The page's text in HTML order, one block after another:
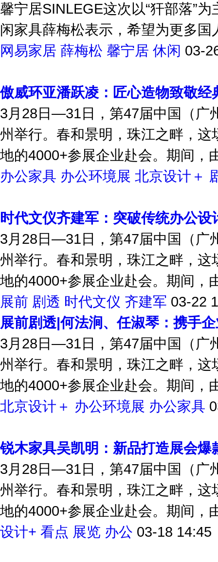
馨宁居SINLEGE这次以“犴部落”
闲家具薛梅松表示，希望为更多
网易家居 薛梅松 馨宁居 休闲 03-
傲威环亚潘跃凌：匠心造物致敬经
3月28日—31日，第47届中国（广
州举行。春和景明，珠江之畔，
地的4000+参展企业赴会。期间，
办公家具 办公环境展 北京设计＋
时代文仪齐建军：突破传统办公设
3月28日—31日，第47届中国（广
州举行。春和景明，珠江之畔，
地的4000+参展企业赴会。期间，
展前 剧透 时代文仪 齐建军 03-22
展前剧透|何法涧、任淑琴：携手
3月28日—31日，第47届中国（广
州举行。春和景明，珠江之畔，
地的4000+参展企业赴会。期间，
北京设计＋ 办公环境展 办公家具
锐木家具吴凯明：新品打造展会爆
3月28日—31日，第47届中国（广
州举行。春和景明，珠江之畔，
地的4000+参展企业赴会。期间，
设计+ 看点 展览 办公 03-18 14:45